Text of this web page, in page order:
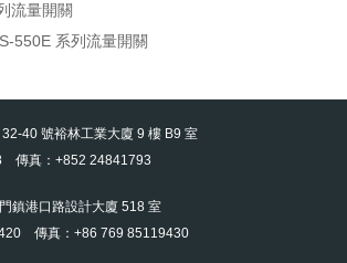
流量開關
550E 系列流量開關
40 號裕林工業大廈 9 樓 B9 室
傳真：+852 24841793
鎮港口路設計大廈 518 室
傳真：+86 769 85119430